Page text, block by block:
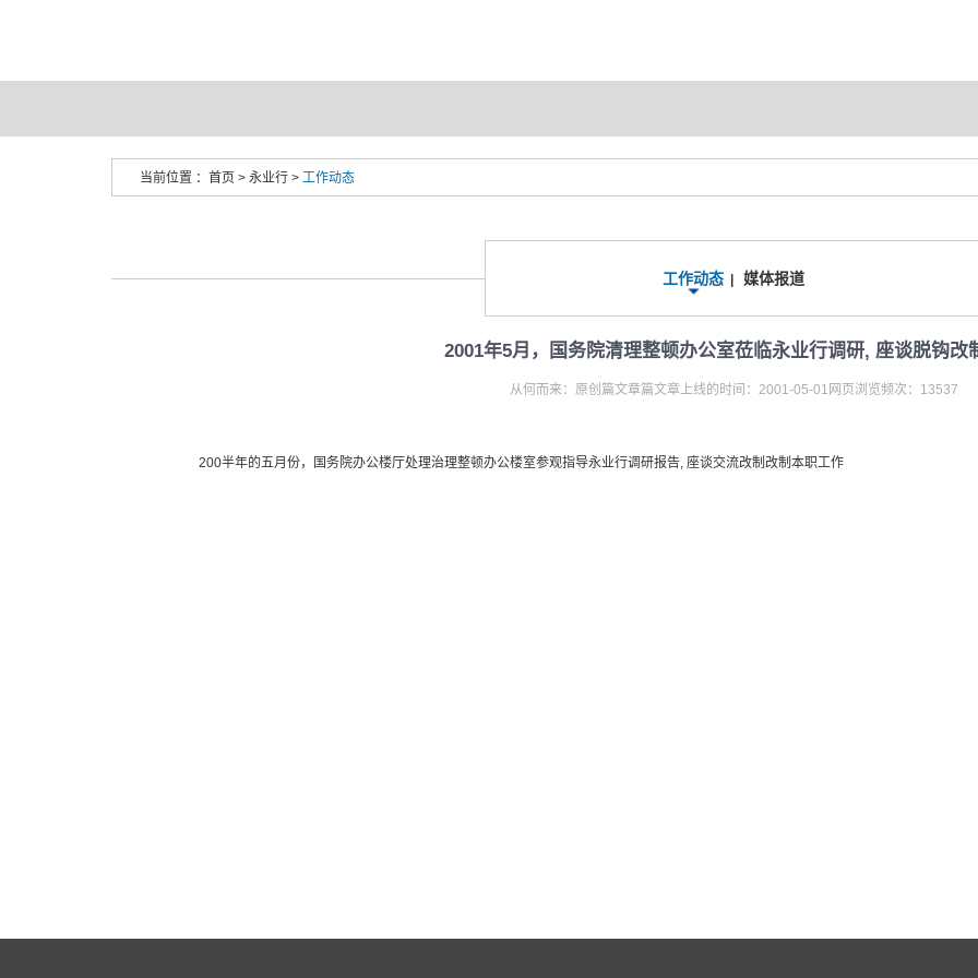
当前位置 ： 首页 > 永业行 > 工作动态
工作动态 媒体报道
2001年5月，国务院清理整顿办公室莅临永业行调研, 座谈脱钩改
从何而来：原创篇文章篇文章上线的时间：2001-05-01网页浏览频次：13537
200半年的五月份，国务院办公楼厅处理治理整顿办公楼室参观指导永业行调研报告, 座谈交流改制改制本职工作